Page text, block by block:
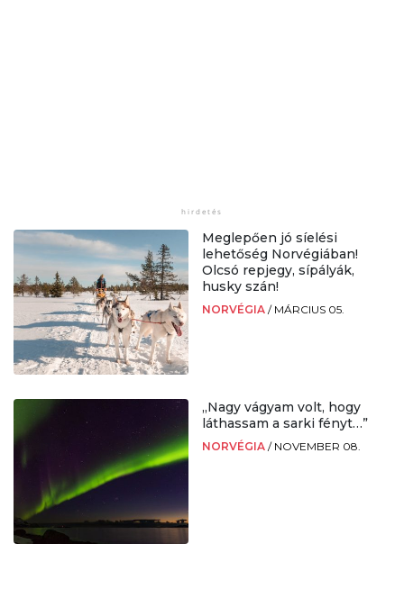
Meglepően jó síelési
lehetőség Norvégiában!
Olcsó repjegy, sípályák,
husky szán!
NORVÉGIA / MÁRCIUS 05.
„Nagy vágyam volt, hogy
láthassam a sarki fényt…”
NORVÉGIA / NOVEMBER 08.